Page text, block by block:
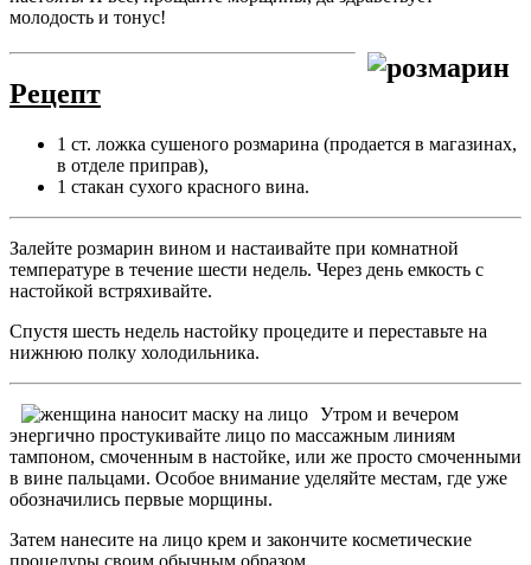
молодость и тонус!
Рецепт
1 ст. ложка сушеного розмарина (продается в магазинах,
в отделе приправ),
1 стакан сухого красного вина.
Залейте розмарин вином и настаивайте при комнатной
температуре в течение шести недель. Через день емкость с
настойкой встряхивайте.
Спустя шесть недель настойку процедите и переставьте на
нижнюю полку холодильника.
Утром и вечером
энергично простукивайте лицо по массажным линиям
тампоном, смоченным в настойке, или же просто смоченными
в вине пальцами. Особое внимание уделяйте местам, где уже
обозначились первые морщины.
Затем нанесите на лицо крем и закончите косметические
процедуры своим обычным образом.